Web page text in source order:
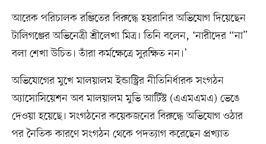
আরেক পরিচালক রঞ্জিতের বিরুদ্ধে হয়রানির অভিযোগ দিয়েছেন
টালিগঞ্জের অভিনেত্রী শ্রীলেখা মিত্র। তিনি বলেন, ‘নারীদের “না”
বলা শেখা উচিত। তাঁরা কর্মক্ষেত্রে সুরক্ষিত নন।’
অভিযোগের মুখে মালয়ালম ইন্ডাস্ট্রির নীতিনির্ধারক সংগঠন
অ্যাসোসিয়েশন অব মালয়ালম মুভি আর্টিস্ট (এএমএমএ) ভেঙে
দেওয়া হয়েছে। সংগঠনের কয়েকজনের বিরুদ্ধে অভিযোগ ওঠার
পর নৈতিক কারণে সংগঠন থেকে পদত্যাগ করেছেন প্রখ্যাত